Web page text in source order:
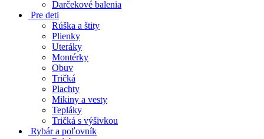
Darčekové balenia
Pre deti
Rúška a štity
Plienky
Uteráky
Montérky
Obuv
Tričká
Plachty
Mikiny a vesty
Tepláky
Tričká s výšivkou
Rybár a poľovník